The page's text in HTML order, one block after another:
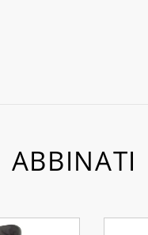
ABBINATI